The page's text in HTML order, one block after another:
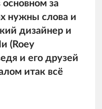
за
нужны слова и
дизайнер и
(Roey
и его друзей
итак всё